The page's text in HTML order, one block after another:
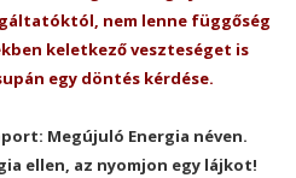
nem lenne függőség
keletkező veszteséget is
egy döntés kérdése.
Megújuló Energia néven.
ellen, az nyomjon egy lájkot!